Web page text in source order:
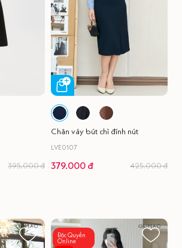
395.000 đ
Chân váy bút chì đính nút
LVE0107
379.000 đ 425.000 đ
Độc Quyền
Online